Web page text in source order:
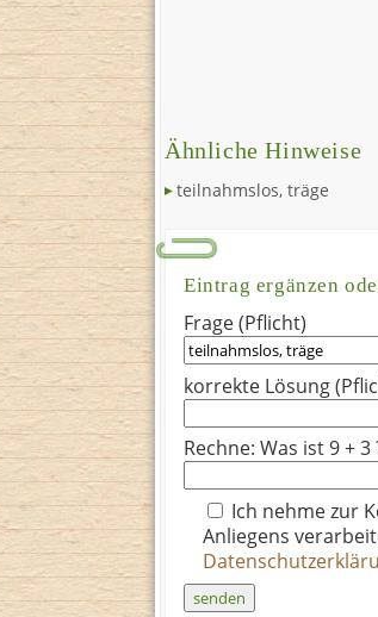
Ähnliche Hinweise
teilnahmslos, träge
Eintrag ergänzen
Frage (Pflicht)
korrekte Lösung
Rechne: Was ist 9 + 3
Ich nehme zur
Anliegens